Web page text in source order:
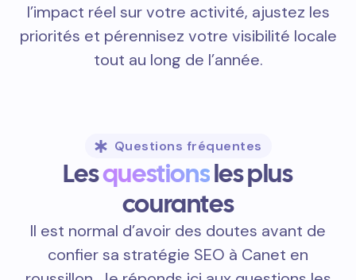
l’impact réel sur votre activité, ajustez les
priorités et pérennisez votre visibilité locale
tout au long de l’année.
Questions fréquentes
Lesquestionsles plus
courantes
Il est normal d’avoir des doutes avant de
confier sa stratégie SEO à Canet en